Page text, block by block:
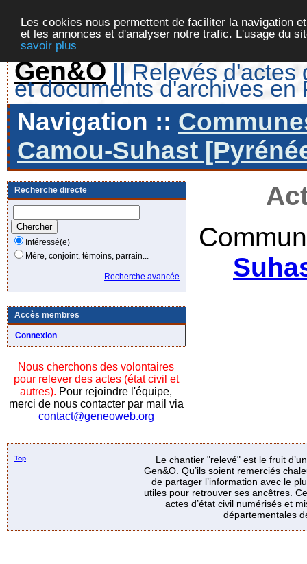
Les cookies nous permettent de faciliter la navigation
et les annonces et d'analyser notre trafic. L'usage du
savoir plus
Gen&O || Relevés d'actes
et documents d'archives en
Navigation ::
Camou-Suhast
Recherche directe
Intéressé(e)
Mère, conjoint, témoins, parrain...
Recherche avancée
Accès membres
Connexion
Nous cherchons des volontaires
pour relever des actes (état civil et
autres). Pour rejoindre l'équipe,
merci de nous contacter par mail via
contact@geneoweb.org
Top
Le chantier "relevé" est le fruit
Gen&O. Qu’ils soient remerciés
de partager l’information avec le
utiles pour retrouver ses ancêtres.
actes d’état civil numérisés et
départementales